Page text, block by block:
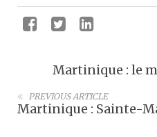
Martinique : le
PREVIOUS ARTICLE
Martinique : Sainte-